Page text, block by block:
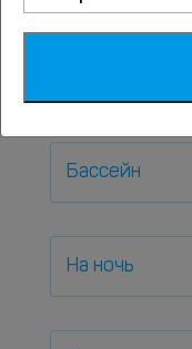
Бассейн
На ночь